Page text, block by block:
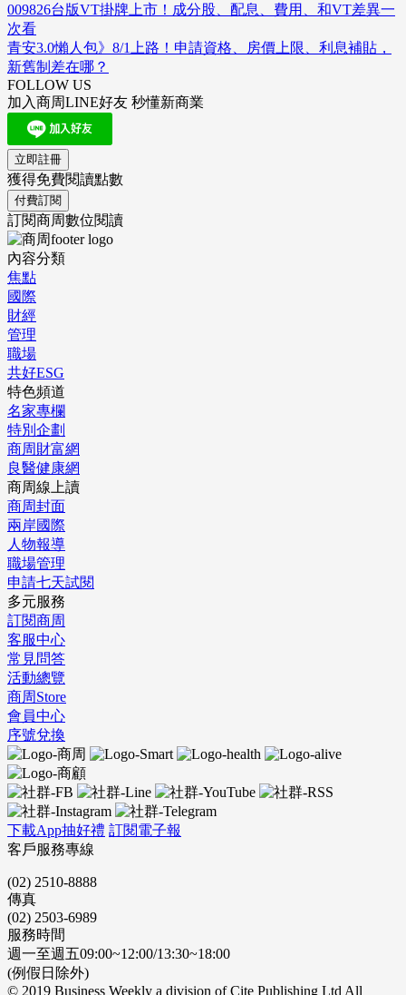
009826台版VT掛牌上市！成分股、配息、費用、和VT差異一
次看
青安3.0懶人包》8/1上路！申請資格、房價上限、利息補貼，
新舊制差在哪？
FOLLOW US
加入商周LINE好友 秒懂新商業
立即註冊
獲得免費閱讀點數
付費訂閱
訂閱商周數位閱讀
內容分類
焦點
國際
財經
管理
職場
共好ESG
特色頻道
名家專欄
特別企劃
商周財富網
良醫健康網
商周線上讀
商周封面
兩岸國際
人物報導
職場管理
申請七天試閱
多元服務
訂閱商周
客服中心
常見問答
活動總覽
商周Store
會員中心
序號兌換
下載App抽好禮 訂閱電子報
客戶服務專線
(02) 2510-8888
傳真
(02) 2503-6989
服務時間
週一至週五09:00~12:00/13:30~18:00
(例假日除外)
© 2019 Business Weekly a division of Cite Publishing Ltd All